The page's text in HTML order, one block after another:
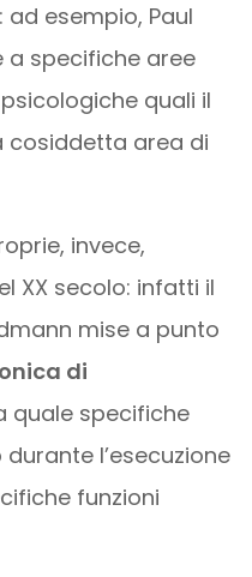
ad esempio, Paul
a specifiche aree
quali il
cosiddetta area di
invece,
XX secolo: infatti il
mise a punto
di
quale specifiche
l’esecuzione
funzioni